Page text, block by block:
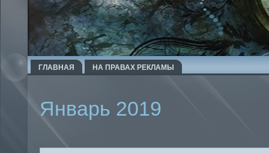
ГЛАВНАЯ НА ПРАВАХ РЕКЛАМЫ
Январь 2019